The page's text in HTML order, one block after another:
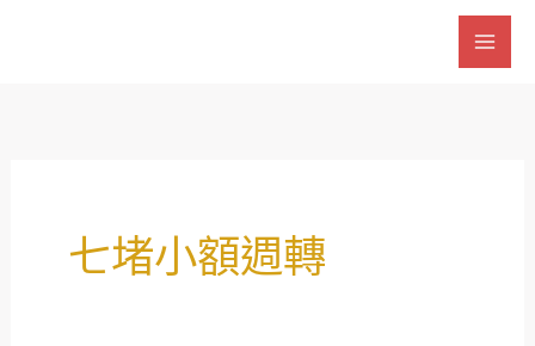
七堵小額週轉